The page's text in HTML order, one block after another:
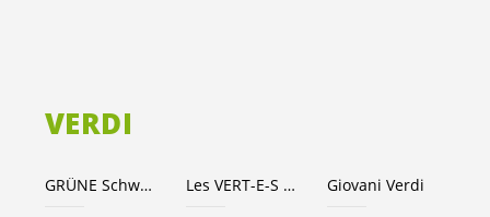
VERDI
GRÜNE Schweiz Les VERT-E-S suisses Giovani Verdi